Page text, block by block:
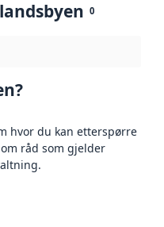
0
hvor du kan etterspørre
råd som gjelder